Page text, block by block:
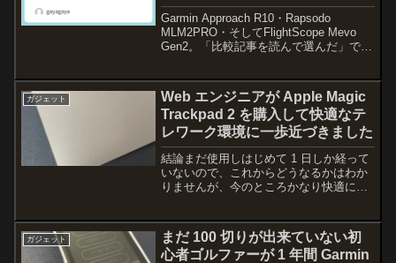
ュー
Garmin Approach R10・Rapsodo
MLM2PRO・そしてFlightScope Mevo
Gen2。「比較記事を読んで選んだ」では
ックや計測項目は...
ガジェット
Web エンジニアが Apple Magic
Trackpad 2 を購入して快適なテ
レワーク環境に一歩近づきました
結論まだ使用しはじめて 1 日しか経って
いないので、これからどうなるかはわか
りませんが、今のところかなり快適にな
売りになっているだけのようなものなの
で、特に新...
ガジェット
まだ 100 切りが出来ていない初
心者ゴルファーが 1 年間 Garmin